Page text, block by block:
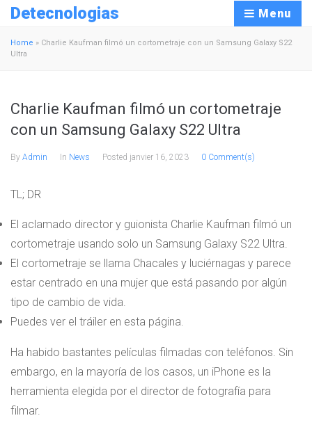
Detecnologias Menu
Home » Charlie Kaufman filmó un cortometraje con un Samsung Galaxy S22
Ultra
Charlie Kaufman filmó un cortometraje
con un Samsung Galaxy S22 Ultra
By Admin In News Posted janvier 16, 2023 0 Comment(s)
TL; DR
El aclamado director y guionista Charlie Kaufman filmó un
cortometraje usando solo un Samsung Galaxy S22 Ultra.
El cortometraje se llama Chacales y luciérnagas y parece
estar centrado en una mujer que está pasando por algún
tipo de cambio de vida.
Puedes ver el tráiler en esta página.
Ha habido bastantes películas filmadas con teléfonos. Sin
embargo, en la mayoría de los casos, un iPhone es la
herramienta elegida por el director de fotografía para
filmar.